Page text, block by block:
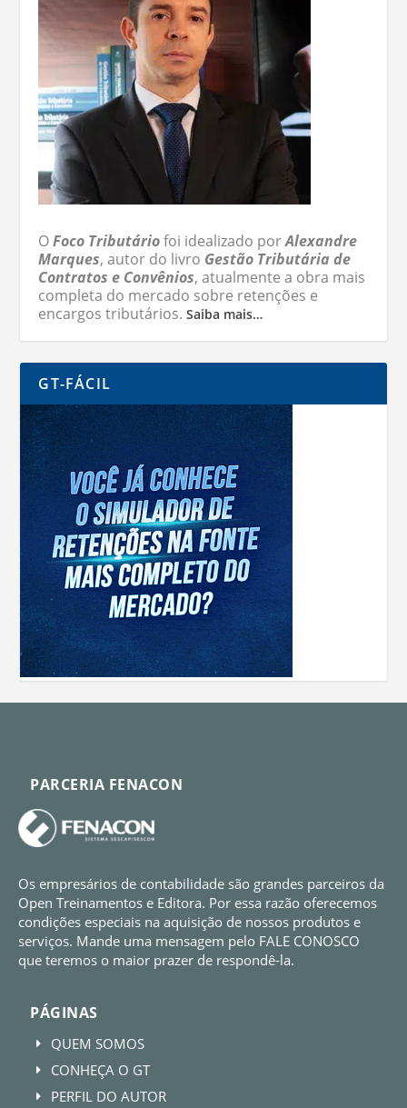
OFoco Tributáriofoi idealizado porAlexandre
Marques, autor do livro Gestão Tributária de
Contratos e Convênios, atualmente a obra mais
completa do mercado sobre retenções e
encargos tributários.Saiba mais…
GT-FÁCIL
PARCERIA FENACON
Os empresários de contabilidade são grandes parceiros da
Open Treinamentos e Editora. Por essa razão oferecemos
condições especiais na aquisição de nossos produtos e
serviços. Mande uma mensagem pelo FALE CONOSCO
que teremos o maior prazer de respondê-la.
PÁGINAS
E QUEM SOMOS
E CONHEÇA O GT
E PERFIL DO AUTOR